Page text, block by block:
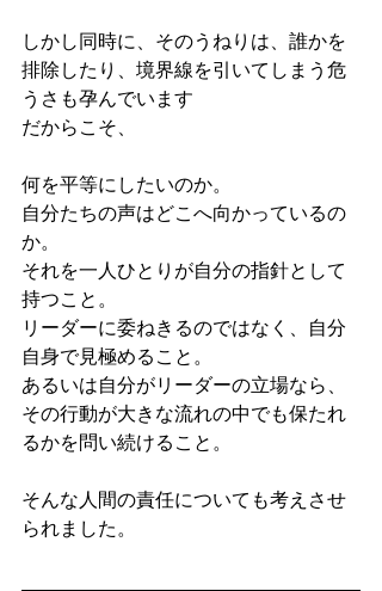
しかし同時に、そのうねりは、誰かを
排除したり、境界線を引いてしまう危
うさも孕んでいます
だからこそ、
何を平等にしたいのか。
自分たちの声はどこへ向かっているの
か。
それを一人ひとりが自分の指針として
持つこと。
リーダーに委ねきるのではなく、自分
自身で見極めること。
あるいは自分がリーダーの立場なら、
その行動が大きな流れの中でも保たれ
るかを問い続けること。
そんな人間の責任についても考えさせ
られました。